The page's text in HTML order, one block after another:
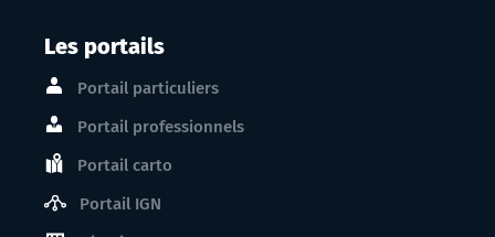
Les portails
Portail particuliers
Portail professionnels
Portail carto
Portail IGN